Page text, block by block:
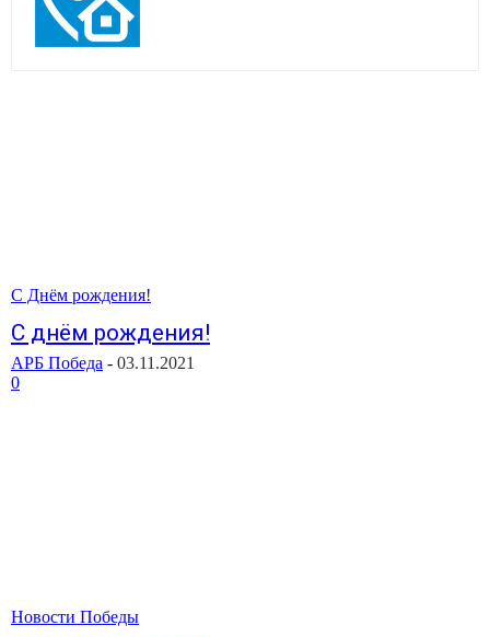
С Днём рождения!
C днём рождения!
АРБ Победа - 03.11.2021
0
Новости Победы